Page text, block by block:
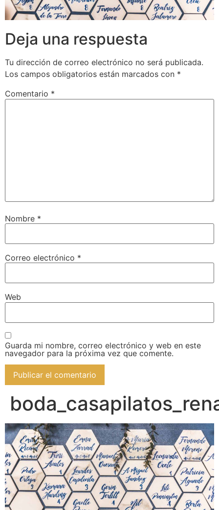
Deja una respuesta
Tu dirección de correo electrónico no será publicada.
Los campos obligatorios están marcados con *
Comentario *
Nombre *
Correo electrónico *
Web
Guarda mi nombre, correo electrónico y web en este
navegador para la próxima vez que comente.